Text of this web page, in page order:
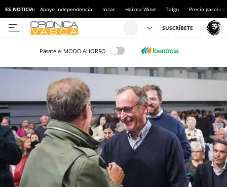
ES NOTICIA: Apoyo independencia Irizar Haizea Wind Talgo Precio gasolina
Pásate al MODO AHORRO